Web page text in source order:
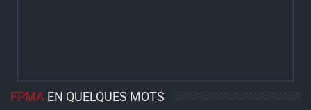
FPMA EN QUELQUES MOTS